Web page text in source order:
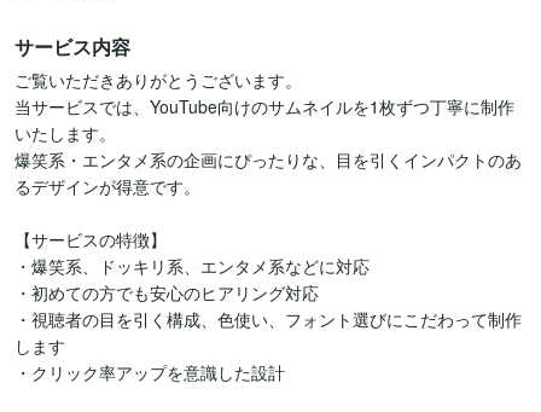
サービス内容
ご覧いただきありがとうございます。
当サービスでは、YouTube向けのサムネイルを1枚ずつ丁寧に制作
いたします。
爆笑系・エンタメ系の企画にぴったりな、目を引くインパクトのあ
るデザインが得意です。
【サービスの特徴】
・爆笑系、ドッキリ系、エンタメ系などに対応
・初めての方でも安心のヒアリング対応
・視聴者の目を引く構成、色使い、フォント選びにこだわって制作
します
・クリック率アップを意識した設計